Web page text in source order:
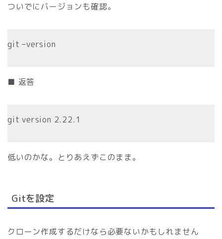
ついでにバージョンも確認。
git –version
■ 返答
git version 2.22.1
低いのかな。とりあえずこのまま。
Gitを設定
クローン作成するだけなら必要ないかもしれません